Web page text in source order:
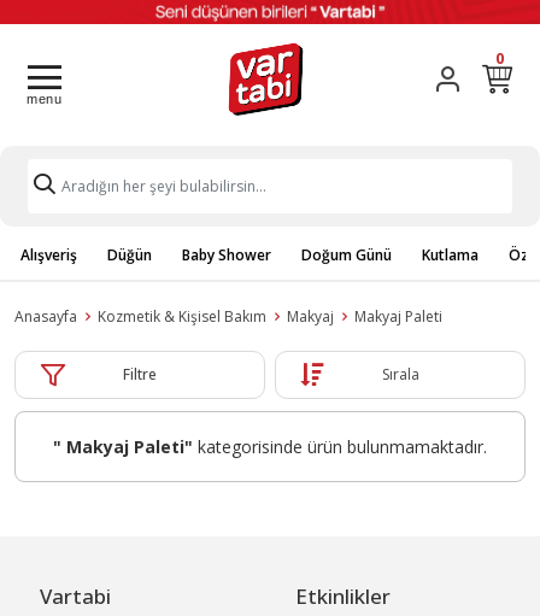
0
Alışveriş Düğün Baby Shower Doğum Günü Kutlama
Anasayfa Kozmetik & Kişisel Bakım Makyaj Makyaj Paleti
Filtre Sırala
" Makyaj Paleti" kategorisinde ürün bulunmamaktadır.
Vartabi Etkinlikler